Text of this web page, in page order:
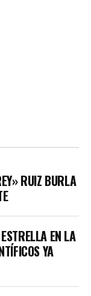
RUIZ BURLA
EN LA
YA